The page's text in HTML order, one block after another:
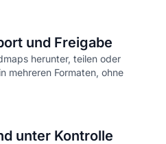
und Freigabe
herunter, teilen oder
mehreren Formaten, ohne
unter Kontrolle